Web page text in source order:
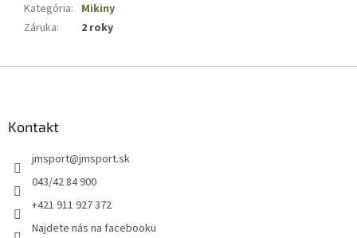
Kategória: Mikiny
Záruka: 2 roky
Kontakt
jmsport@jmsport.sk
043/42 84 900
+421 911 927 372
Najdete nás na facebooku